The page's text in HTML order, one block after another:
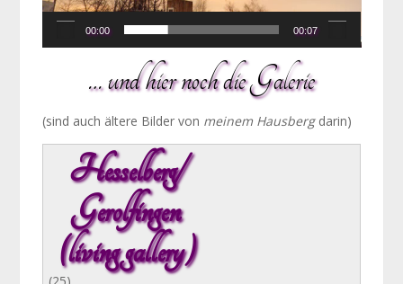
00:00 00:07
… und hier noch die Galerie
(sind auch ältere Bilder von meinem Hausbergdarin)
Hesselberg/
Gerolfingen
(living gallery)